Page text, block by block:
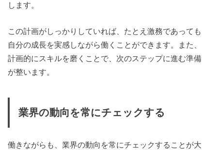
します。
この計画がしっかりしていれば、たとえ激務であっても
自分の成長を実感しながら働くことができます。また、
計画的にスキルを磨くことで、次のステップに進む準備
が整います。
業界の動向を常にチェックする
働きながらも、業界の動向を常にチェックすることが大